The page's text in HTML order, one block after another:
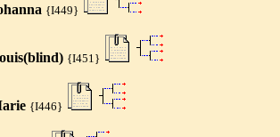
{I449}
{I451}
{I446}